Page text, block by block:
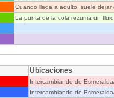
Cuando llega a adulto, suele
La punta de la cola rezuma un
Ubicaciones
Intercambiando de
Intercambiando de